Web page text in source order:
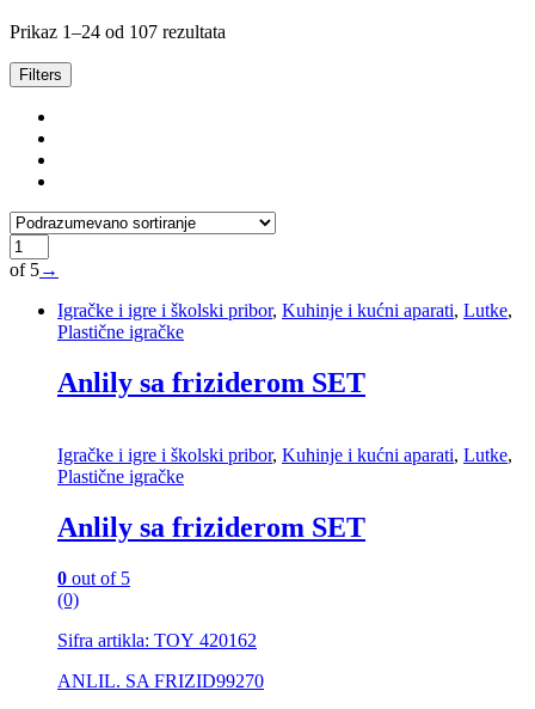
Prikaz 1–24 od 107 rezultata
Filters
of 5→
Igračke i igre i školski pribor, Kuhinje i kućni aparati, Lutke,
Plastične igračke
Anlily sa friziderom SET
Igračke i igre i školski pribor, Kuhinje i kućni aparati, Lutke,
Plastične igračke
Anlily sa friziderom SET
0 out of 5
(0)
Sifra artikla: TOY 420162
ANLIL. SA FRIZID99270